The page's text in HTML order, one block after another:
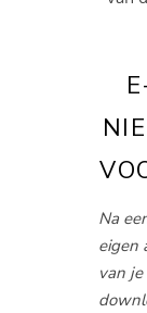
Na
eigen
van